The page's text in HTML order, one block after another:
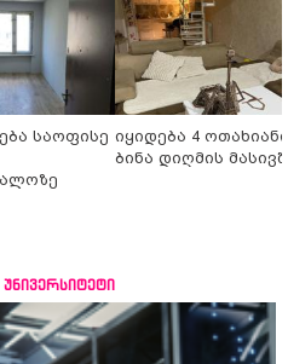
საოფისე იყიდება 4 ოთახიანი
ბინა დიღმის